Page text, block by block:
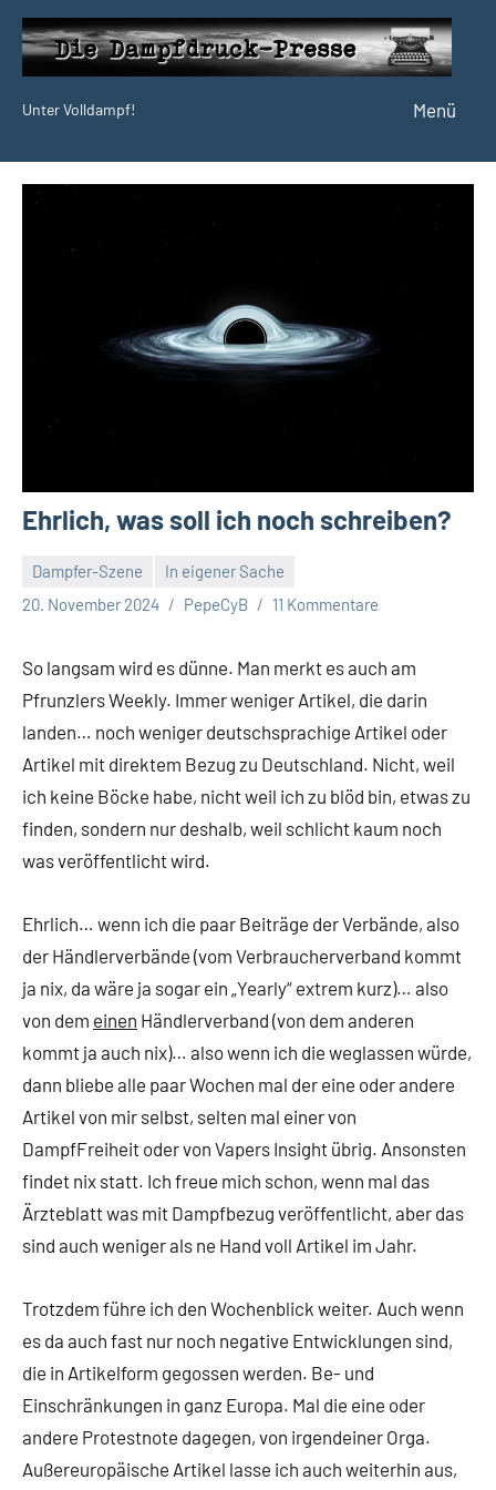
Zum
Inhalt
springen
Dampfdruck-
Presse
Unter Volldampf! Menü
Ehrlich, was soll ich noch schreiben?
Dampfer-Szene
In eigener Sache
20. November 2024
PepeCyB 11 Kommentare
So langsam wird es dünne. Man merkt es auch am
Pfrunzlers Weekly. Immer weniger Artikel, die darin
landen… noch weniger deutschsprachige Artikel oder
Artikel mit direktem Bezug zu Deutschland. Nicht, weil
ich keine Böcke habe, nicht weil ich zu blöd bin, etwas zu
finden, sondern nur deshalb, weil schlicht kaum noch
was veröffentlicht wird.
Ehrlich… wenn ich die paar Beiträge der Verbände, also
der Händlerverbände (vom Verbraucherverband kommt
ja nix, da wäre ja sogar ein „Yearly“ extrem kurz)… also
von dem einen Händlerverband (von dem anderen
kommt ja auch nix)… also wenn ich die weglassen würde,
dann bliebe alle paar Wochen mal der eine oder andere
Artikel von mir selbst, selten mal einer von
DampfFreiheit oder von Vapers Insight übrig. Ansonsten
findet nix statt. Ich freue mich schon, wenn mal das
Ärzteblatt was mit Dampfbezug veröffentlicht, aber das
sind auch weniger als ne Hand voll Artikel im Jahr.
Trotzdem führe ich den Wochenblick weiter. Auch wenn
es da auch fast nur noch negative Entwicklungen sind,
die in Artikelform gegossen werden. Be- und
Einschränkungen in ganz Europa. Mal die eine oder
andere Protestnote dagegen, von irgendeiner Orga.
Außereuropäische Artikel lasse ich auch weiterhin aus,